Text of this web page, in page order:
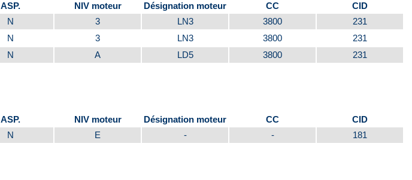
ASP. NIV moteur Désignation moteur CC CID
N 3 LN3 3800 231
N 3 LN3 3800 231
N A LD5 3800 231
ASP. NIV moteur Désignation moteur CC CID
N E - - 181